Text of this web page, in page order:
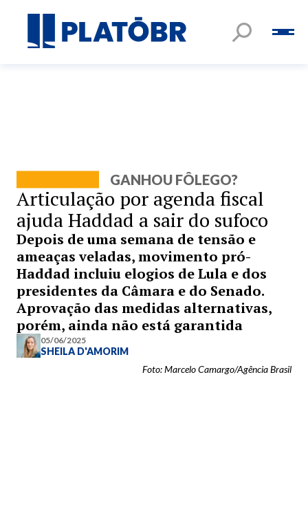
GANHOU FÔLEGO?
Articulação por agenda fiscal
ajuda Haddad a sair do sufoco
Depois de uma semana de tensão e
ameaças veladas, movimento pró-
Haddad incluiu elogios de Lula e dos
presidentes da Câmara e do Senado.
Aprovação das medidas alternativas,
porém, ainda não está garantida
05/06/2025
SHEILA D'AMORIM
Foto: Marcelo Camargo/Agência Brasil